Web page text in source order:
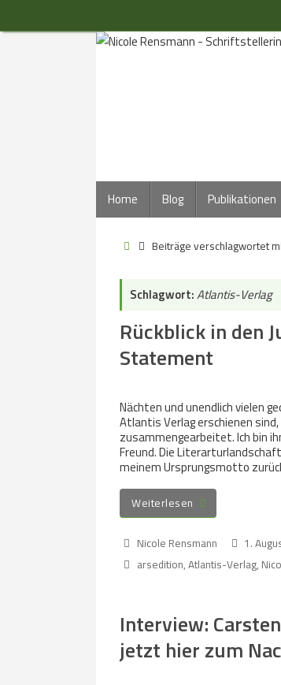
Inhalt
Inhalt
springen
Home Blog Publikationen
StartBeiträge verschlagwortet
Schlagwort:Atlantis-Verlag
Rückblick in den
Statement
Nächten und unendlich vielen
Atlantis Verlag erschienen
zusammengearbeitet. Ich bin
Freund. Die
meinem Ursprungsmotto
Weiterlesen
Nicole Rensmann 1.
arsedition,Atlantis-Verlag,
Interview:
jetzt hier zum